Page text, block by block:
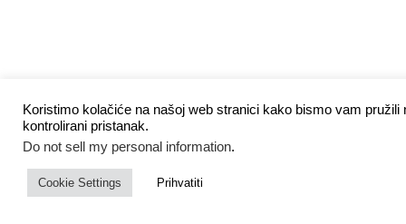
Koristimo kolačiće na našoj web stranici kako bismo vam
kontrolirani pristanak.
Do not sell my personal information.
Cookie Settings Prihvatiti